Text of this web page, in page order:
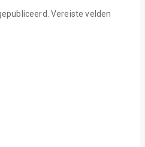
Vereiste velden